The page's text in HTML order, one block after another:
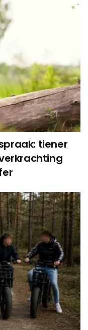
tiener